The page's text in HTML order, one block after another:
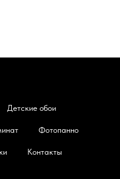
Детские обои
Фотопанно
Контакты